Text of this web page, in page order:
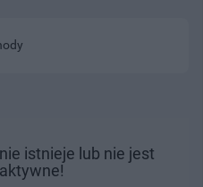
istnieje lub nie jest